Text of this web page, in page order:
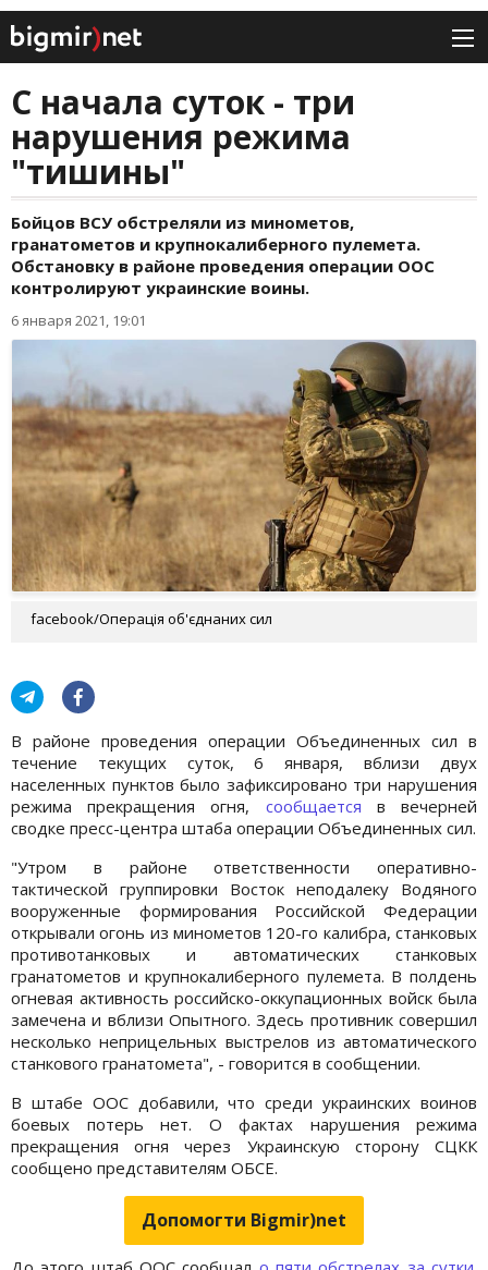
С начала суток - три
нарушения режима
"тишины"
Бойцов ВСУ обстреляли из минометов,
гранатометов и крупнокалиберного пулемета.
Обстановку в районе проведения операции ООС
контролируют украинские воины.
6 января 2021, 19:01
facebook/Операція об'єднаних сил
В районе проведения операции Объединенных сил в
течение текущих суток, 6 января, вблизи двух
населенных пунктов было зафиксировано три нарушения
режима прекращения огня, сообщается в вечерней
сводке пресс-центра штаба операции Объединенных сил.
"Утром в районе ответственности оперативно-
тактической группировки Восток неподалеку Водяного
вооруженные формирования Российской Федерации
открывали огонь из минометов 120-го калибра, станковых
противотанковых и автоматических станковых
гранатометов и крупнокалиберного пулемета. В полдень
огневая активность российско-оккупационных войск была
замечена и вблизи Опытного. Здесь противник совершил
несколько неприцельных выстрелов из автоматического
станкового гранатомета", - говорится в сообщении.
В штабе ООС добавили, что среди украинских воинов
боевых потерь нет. О фактах нарушения режима
прекращения огня через Украинскую сторону СЦКК
сообщено представителям ОБСЕ.
Допомогти Bigmir)net